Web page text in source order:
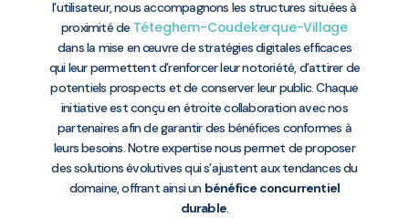
l’utilisateur, nous accompagnons les structures situées à
proximité de Téteghem-Coudekerque-Village
dans la mise en œuvre de stratégies digitales efficaces
qui leur permettent d’renforcer leur notoriété, d’attirer de
potentiels prospects et de conserver leur public. Chaque
initiative est conçu en étroite collaboration avec nos
partenaires afin de garantir des bénéfices conformes à
leurs besoins. Notre expertise nous permet de proposer
des solutions évolutives qui s’ajustent aux tendances du
domaine, offrant ainsi un bénéfice concurrentiel
durable.